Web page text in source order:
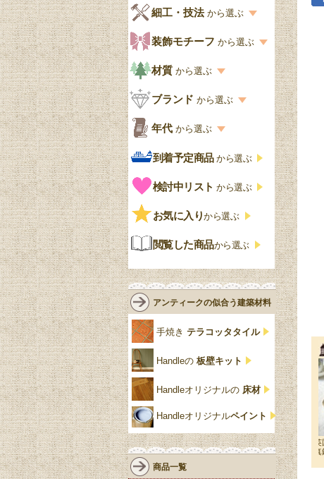
デスクおしゃれ
食器棚おしゃれ
木製ワゴン
ェア
洋服タンス
チェストおしゃれ
クローゼット
鏡台
花台
仏壇おしゃれ
靴箱収納
スリッパ収納
壁掛け家具
キッチン・ダイニング
英国アンティーク
英国クラシック
式
エリザベス様式
ジャコビアン
ロココ様式
ミッドセンチュリー
家具の色一覧
カスタード色
アップルパイ色
白・ホワイト
黒・ブラック
細工・技法 から選ぶ
細工・技法の一覧
象嵌・マーケットリー
寄木・パーケットリー
装飾モチーフ から選ぶ
模様の一覧
ペディメント
コーニス
グ
ストラップワーク
雷文
ビーディング
リネンフォールド
ルネット
アカンサス
パイクラスト
脚のモチーフ一覧
ターニングレッグ
材質 から選ぶ
材質の一覧
オーク材
マホガニー
ローズウッド材
サテンウッド材
ブランド から選ぶ
ブランド一覧
Handleオリジナル
ウィリアムモリス
ロイドルーム
コントワールドファミー
ユ
ジェニファーテイラー
チェスターフィールド
リリパットレーン
アングルポイズ
ウォーカー＆ホール
年代 から選ぶ
年代別の一覧
アンティーク
ビンテージ
到着予定商品から選ぶ
検討中リスト から選ぶ
お気に入りから選ぶ
閲覧した商品から選ぶ
アンティークの似合う建築材料
手焼き テラコッタタイル
Handleの 板壁キット
Handleオリジナルの 床材
Handleオリジナルペイント
商品一覧